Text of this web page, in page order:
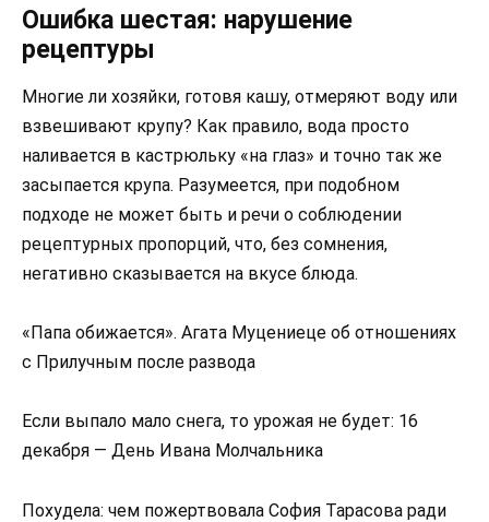
Ошибка шестая: нарушение
рецептуры
Многие ли хозяйки, готовя кашу, отмеряют воду или
взвешивают крупу? Как правило, вода просто
наливается в кастрюльку «на глаз» и точно так же
засыпается крупа. Разумеется, при подобном
подходе не может быть и речи о соблюдении
рецептурных пропорций, что, без сомнения,
негативно сказывается на вкусе блюда.
«Папа обижается». Агата Муцениеце об отношениях
с Прилучным после развода
Если выпало мало снега, то урожая не будет: 16
декабря — День Ивана Молчальника
Похудела: чем пожертвовала София Тарасова ради